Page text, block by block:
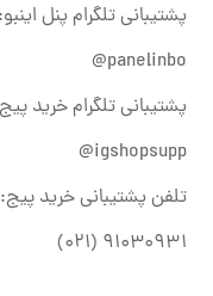
پشتیبانی تلگرام پنل اینبو:
panelinbo@
پشتیبانی تلگرام خرید
igshopsupp@
تلفن پشتیبانی خرید پیج:
۹۱۰۳۰۹۳۱ (۰۲۱)